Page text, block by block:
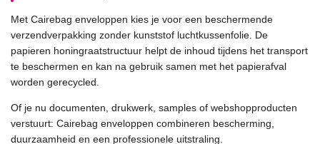
Met Cairebag enveloppen kies je voor een beschermende
verzendverpakking zonder kunststof luchtkussenfolie. De
papieren honingraatstructuur helpt de inhoud tijdens het transport
te beschermen en kan na gebruik samen met het papierafval
worden gerecycled.
Of je nu documenten, drukwerk, samples of webshopproducten
verstuurt: Cairebag enveloppen combineren bescherming,
duurzaamheid en een professionele uitstraling.